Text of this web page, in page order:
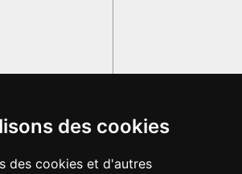
des cookies
des cookies et d'autres